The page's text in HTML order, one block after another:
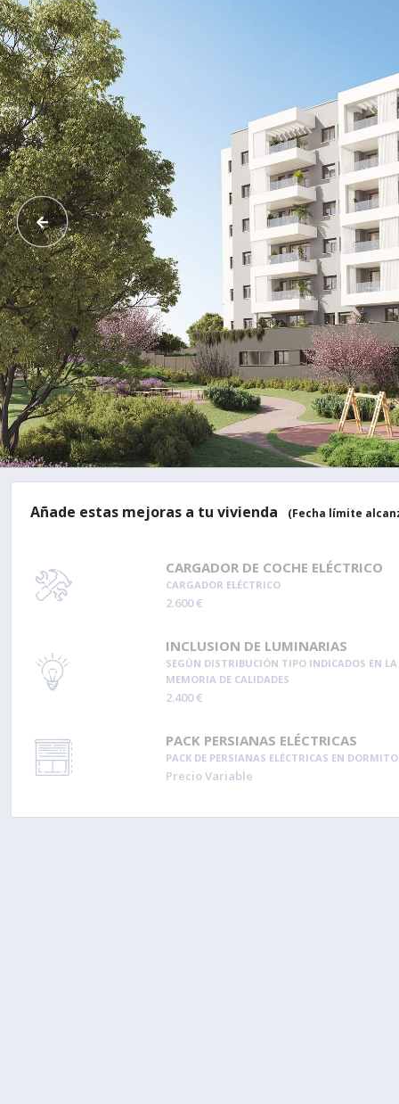
Añade estas mejoras a tu vivienda (Fecha límite
CARGADOR DE COCHE ELÉCTRICO
CARGADOR ELÉCTRICO
2.600 €
INCLUSION DE LUMINARIAS
SEGÚN DISTRIBUCIÓN TIPO INDICADOS EN LA
MEMORIA DE CALIDADES
2.400 €
PACK PERSIANAS ELÉCTRICAS
PACK DE PERSIANAS ELÉCTRICAS EN
Precio Variable